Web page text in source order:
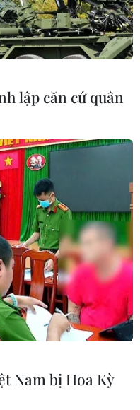
di cư đang tìm
đảo Canary trong
đối với người di
7 hòn đảo trong quần
lập căn cứ quân
Nam bị Hoa Kỳ